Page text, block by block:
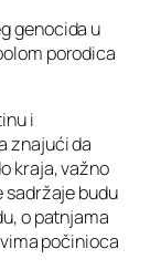
genocida u
porodica
i
znajući da
kraja, važno
sadržaje budu
o patnjama
počinioca